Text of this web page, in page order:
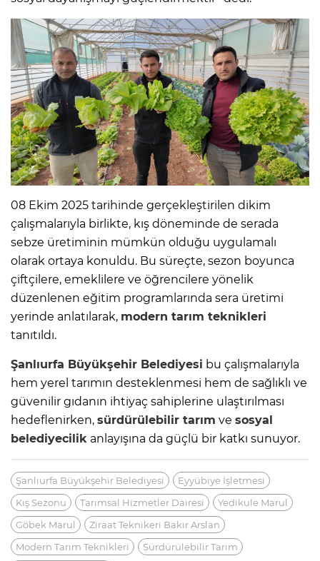
08 Ekim 2025 tarihinde gerçekleştirilen dikim
çalışmalarıyla birlikte, kış döneminde de serada
sebze üretiminin mümkün olduğu uygulamalı
olarak ortaya konuldu. Bu süreçte, sezon boyunca
çiftçilere, emeklilere ve öğrencilere yönelik
düzenlenen eğitim programlarında sera üretimi
yerinde anlatılarak, modern tarım teknikleri
tanıtıldı.
Şanlıurfa Büyükşehir Belediyesi bu çalışmalarıyla
hem yerel tarımın desteklenmesi hem de sağlıklı ve
güvenilir gıdanın ihtiyaç sahiplerine ulaştırılması
hedeflenirken, sürdürülebilir tarım ve sosyal
belediyecilik anlayışına da güçlü bir katkı sunuyor.
Şanlıurfa Büyükşehir Belediyesi
Eyyübiye İşletmesi
Kış Sezonu
Tarımsal Hizmetler Dairesi
Yedikule Marul
Göbek Marul
Ziraat Teknikeri Bakır Arslan
Modern Tarım Teknikleri
Sürdürülebilir Tarım